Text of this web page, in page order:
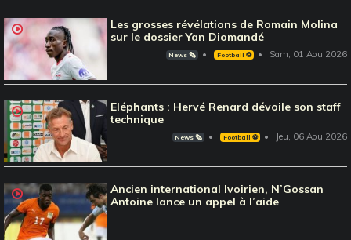
Les grosses révélations de Romain Molina
sur le dossier Yan Diomandé
News 🗞️ Football ⚽️ Sam, 01 Aou 2026
Eléphants : Hervé Renard dévoile son staff
technique
News 🗞️ Football ⚽️ Jeu, 06 Aou 2026
Ancien international Ivoirien, N’Gossan
Antoine lance un appel à l’aide